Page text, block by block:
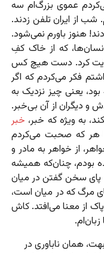
عموی بزرگ‌ام سه
شب از ایران تلفن زدند.
هنوز باورم نمی‌شود.
که از خاک کفِ
کرد. دست هیچ کس
فکر می‌کردم که اگر
یعنی چیز نزدیک به
دیگران از آن بی‌خبر.
به ویژه که خبر، خبر
هر که صحبت می‌کردم
از خواهر به مادر و
بودم،‌ چنان‌که همیشه
پای سخن گفتن در میان
مرگ که در میان است،
از معنا می‌افتد. کاش
همان ناباوری در